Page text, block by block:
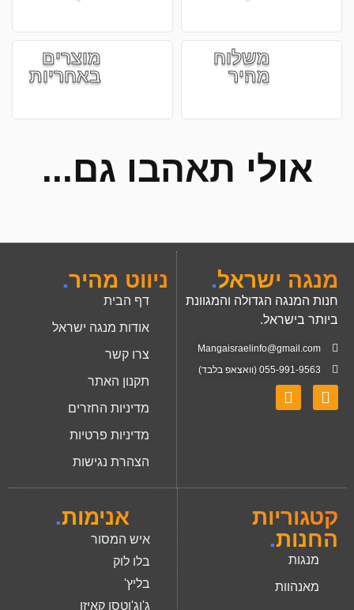
משלוח
מהיר
מוצרים
באחריות
אולי תאהבו גם...
מנגה ישראל.
חנות המנגה הגדולה והמגוונת
ביותר בישראל.
Mangaisraelinfo@gmail.com
055-991-9563 (וואצאפ בלבד)
ניווט מהיר.
דף הבית
אודות מנגה ישראל
צרו קשר
תקנון האתר
מדיניות החזרים
מדיניות פרטיות
הצהרת נגישות
קטגוריות
החנות.
מנגות
מאנהוות
אנימות.
איש המסור
בלו לוק
בליץ'
ג'וג'וטסו קאיזן